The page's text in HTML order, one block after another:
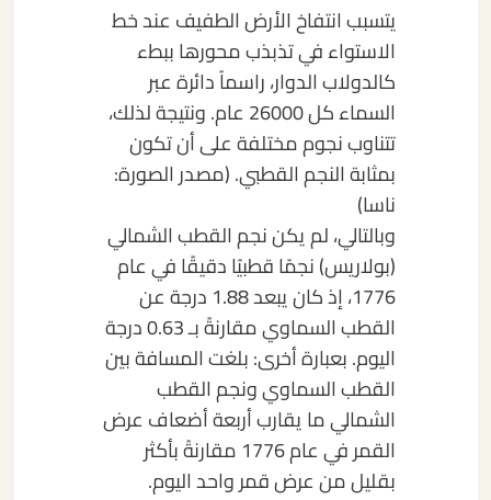
يتسبب انتفاخ الأرض الطفيف عند خط
الاستواء في تذبذب محورها ببطء
كالدولاب الدوار، راسماً دائرة عبر
السماء كل 26000 عام. ونتيجة لذلك،
تتناوب نجوم مختلفة على أن تكون
بمثابة النجم القطبي.(مصدر الصورة:
ناسا)
وبالتالي، لم يكن نجم القطب الشمالي
(بولاريس) نجمًا قطبيًا دقيقًا في عام
1776، إذ كان يبعد 1.88 درجة عن
القطب السماوي مقارنةً بـ 0.63 درجة
اليوم. بعبارة أخرى: بلغت المسافة بين
القطب السماوي ونجم القطب
الشمالي ما يقارب أربعة أضعاف عرض
القمر في عام 1776 مقارنةً بأكثر
بقليل من عرض قمر واحد اليوم.